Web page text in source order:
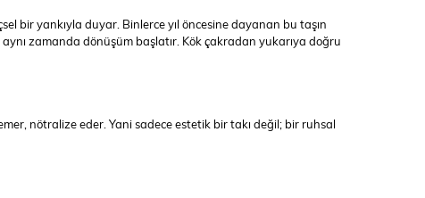
bir yankıyla duyar. Binlerce yıl öncesine dayanan bu taşın
aynı zamanda dönüşüm başlatır. Kök çakradan yukarıya doğru
nötralize eder. Yani sadece estetik bir takı değil; bir ruhsal